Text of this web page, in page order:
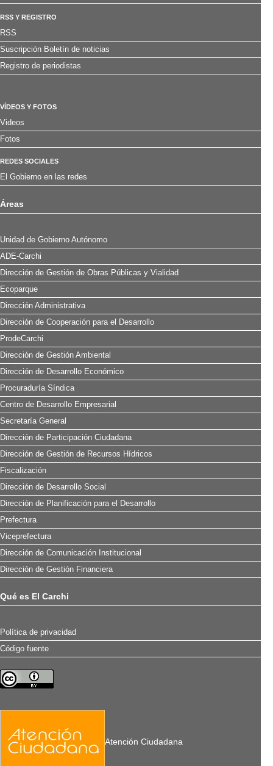
RSS Y REGISTRO
RSS
Suscripción Boletín de noticias
Registro de periodistas
VÍDEOS Y FOTOS
Videos
Fotos
REDES SOCIALES
El Gobierno en las redes
Áreas
Unidad de Gobierno Autónomo
ADE-Carchi
Dirección de Gestión de Obras Públicas y Vialidad
Ecoparque
Dirección Administrativa
Dirección de Cooperación para el Desarrollo
ProdeCarchi
Dirección de Gestión Ambiental
Dirección de Desarrollo Económico
Procuraduría Síndica
Centro de Desarrollo Empresarial
Secretaría General
Dirección de Participación Ciudadana
Dirección de Gestión de Recursos Hídricos
Fiscalización
Dirección de Desarrollo Social
Dirección de Planificación para el Desarrollo
Prefectura
Viceprefectura
Dirección de Comunicación Institucional
Dirección de Gestión Financiera
Qué es El Carchi
Política de privacidad
Código fuente
Atención Ciudadana